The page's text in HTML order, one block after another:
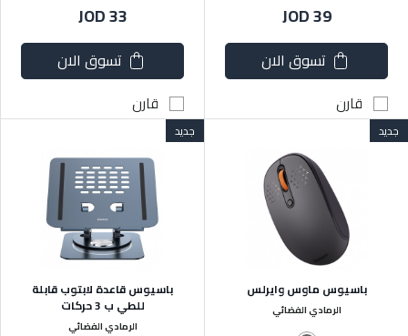
JOD 39
تسوق الان
قارن
JOD 33
تسوق الان
قارن
جديد
الرمادي الفضائي
باسيوس ماوس وايرلس
جديد
الرمادي الفضائي
باسيوس قاعدة لابتوب قابلة
للطي ب 3 حركات